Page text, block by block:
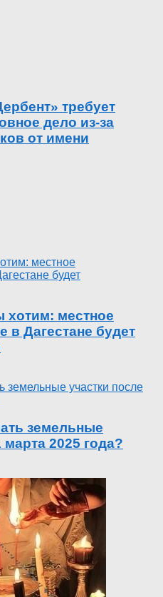
требует
дело из-за
от имени
хотим: местное
в Дагестане будет
земельные
марта 2025 года?